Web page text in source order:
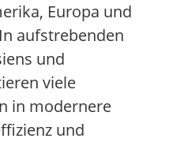
Europa und
aufstrebenden
und
viele
in modernere
und